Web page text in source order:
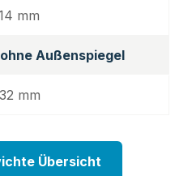
mm
Außenspiegel
mm
Übersicht